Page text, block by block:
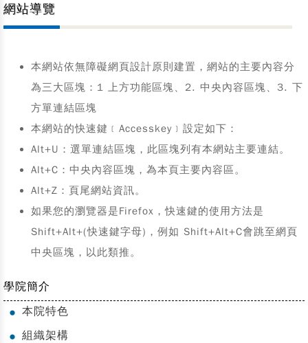
網站導覽
本網站依無障礙網頁設計原則建置，網站的主要內容分
為三大區塊：1 上方功能區塊、2. 中央內容區塊、3. 下
方單連結區塊
本網站的快速鍵﹝Accesskey﹞設定如下：
Alt+U：選單連結區塊，此區塊列有本網站主要連結。
Alt+C：中央內容區塊，為本頁主要內容區。
Alt+Z：頁尾網站資訊。
如果您的瀏覽器是Firefox，快速鍵的使用方法是
Shift+Alt+(快速鍵字母)，例如 Shift+Alt+C會跳至網頁
中央區塊，以此類推。
學院簡介
● 本院特色
● 組織架構